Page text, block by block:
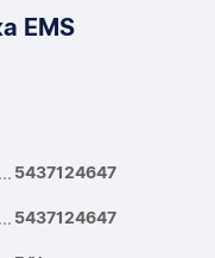
EMS
5437124647
5437124647